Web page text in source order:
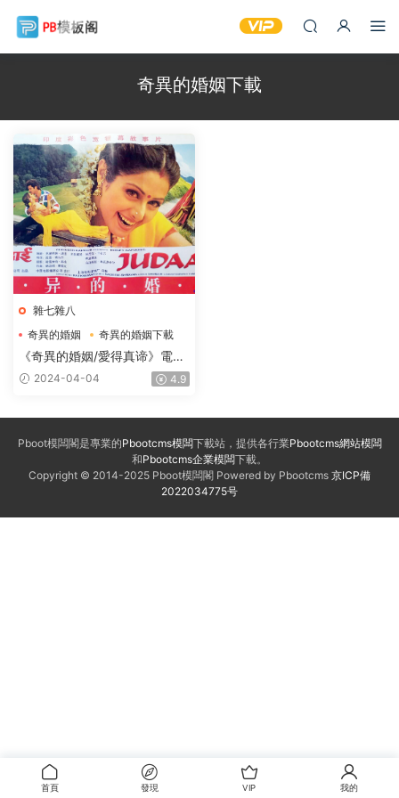
奇異的婚姻下載
雜七雜八
奇異的婚姻
奇異的婚姻下載
奇異的婚姻電影下載
《奇異的婚姻/愛得真谛》電影
下載1990印度國語中字
2024-04-04 4.9
Pboot模闆閣是專業的Pbootcms模闆下載站，提供各行業Pbootcms網站模闆
和Pbootcms企業模闆下載。
Copyright © 2014-2025 Pboot模闆閣 Powered by Pbootcms 京ICP備
2022034775号
首頁 發現 VIP 我的